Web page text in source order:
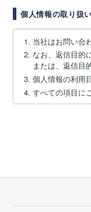
個人情報の取り扱
当社はお問い合
なお、返信目的
または、返信目
個人情報の利用
すべての項目に